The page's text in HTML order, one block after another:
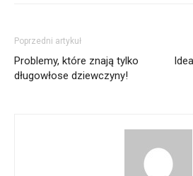
Poprzedni artykuł
Problemy, które znają tylko
długowłose dziewczyny!